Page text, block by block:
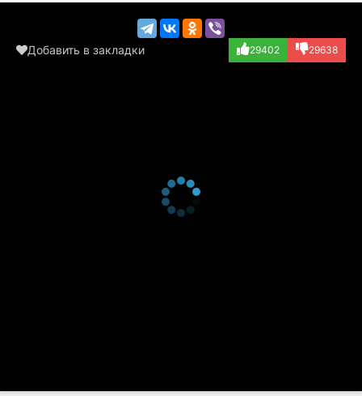
Добавить в закладки 29402 29638